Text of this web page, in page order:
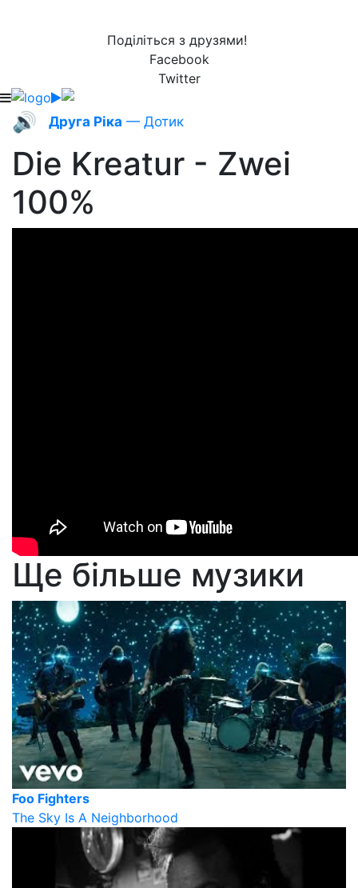
Поділіться з друзями!
Facebook
Twitter
🔊 Друга Ріка — Дотик
Die Kreatur - Zwei
100%
Ще більше музики
Foo Fighters
The Sky Is A Neighborhood